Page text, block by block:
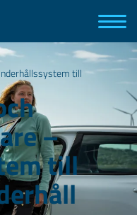
till
–
till